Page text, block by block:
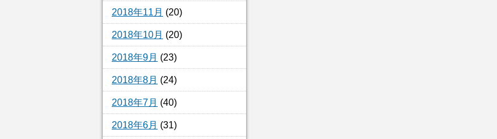
2018年11月 (20)
2018年10月 (20)
2018年9月 (23)
2018年8月 (24)
2018年7月 (40)
2018年6月 (31)